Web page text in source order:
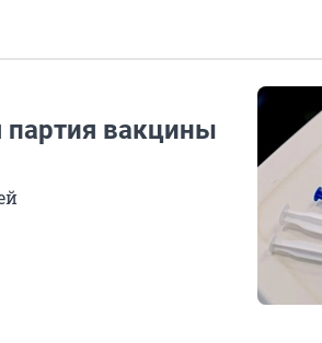
вакцины